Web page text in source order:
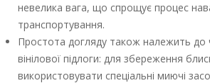
невелика вага, що спрощує процес
транспортування.
Простота догляду також належить до
вінілової підлоги: для збереження
використовувати спеціальні миючі